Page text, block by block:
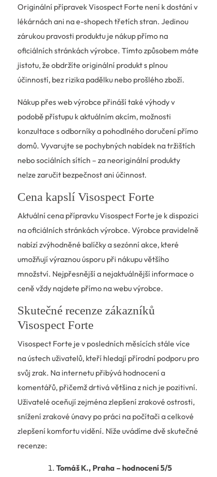
Originální přípravek Visospect Forte není k dostání v
lékárnách ani na e-shopech třetích stran. Jedinou
zárukou pravosti produktu je nákup přímo na
oficiálních stránkách výrobce. Tímto způsobem máte
jistotu, že obdržíte originální produkt s plnou
účinností, bez rizika padělku nebo prošlého zboží.
Nákup přes web výrobce přináší také výhody v
podobě přístupu k aktuálním akcím, možnosti
konzultace s odborníky a pohodlného doručení přímo
domů. Vyvarujte se pochybných nabídek na tržištích
nebo sociálních sítích – za neoriginální produkty
nelze zaručit bezpečnost ani účinnost.
Cena kapslí Visospect Forte
Aktuální cena přípravku Visospect Forte je k dispozici
na oficiálních stránkách výrobce. Výrobce pravidelně
nabízí zvýhodněné balíčky a sezónní akce, které
umožňují výraznou úsporu při nákupu většího
množství. Nejpřesnější a nejaktuálnější informace o
ceně vždy najdete přímo na webu výrobce.
Skutečné recenze zákazníků
Visospect Forte
Visospect Forte je v posledních měsících stále více
na ústech uživatelů, kteří hledají přírodní podporu pro
svůj zrak. Na internetu přibývá hodnocení a
komentářů, přičemž drtivá většina z nich je pozitivní.
Uživatelé oceňují zejména zlepšení zrakové ostrosti,
snížení zrakové únavy po práci na počítači a celkové
zlepšení komfortu vidění. Níže uvádíme dvě skutečné
recenze:
Tomáš K., Praha – hodnocení 5/5